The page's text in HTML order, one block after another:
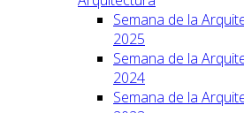
Semana de la
2025
Semana de la
2024
Semana de la